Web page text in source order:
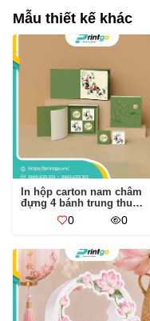
Mẫu thiết kế khác
In hộp carton nam châm
đựng 4 bánh trung thu
Thanh Trúc0 0